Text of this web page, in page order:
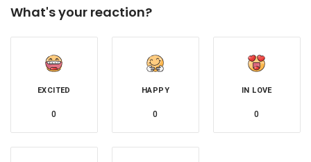
What's your reaction?
EXCITED
0
HAPPY
0
IN LOVE
0